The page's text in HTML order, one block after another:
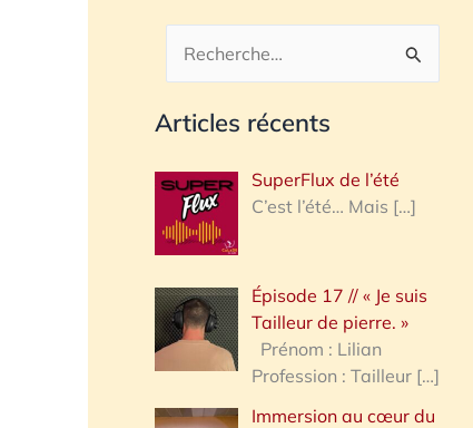
c
h
r
h
e
Articles récents
SuperFlux de l’été
C’est l’été… Mais […]
Épisode 17 // « Je suis
Tailleur de pierre. »
Prénom : Lilian
Profession : Tailleur […]
Immersion au cœur du